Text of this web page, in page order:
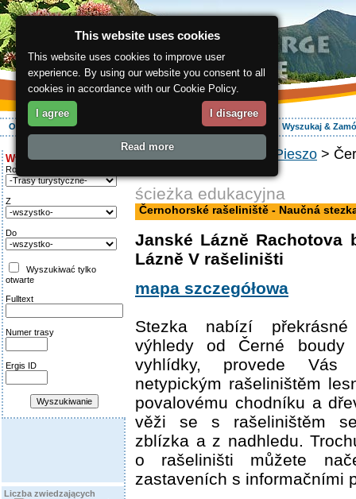
O regionie Aktywnie Zakwaterowanie Wyszukaj &
Wyszukiwanie:
Rodzaj trasy
Z
Do
Wyszukiwać tylko
otwarte
Fulltext
Numer trasy
Ergis ID
Liczba zwiedzających
ergis.cz > Pieszo >
ścieżka edukacyjna
Černohorské rašeliniště - Naučná
Janské Lázně Rachotova
Lázně V rašeliništi
mapa szczegółowa
Stezka nabízí překrásné
výhledy od Černé
vyhlídky, provede Vás
netypickým rašeliništěm
povalovému chodníku a
věži se s rašeliništěm
zblízka a z nadhledu.
o rašeliništi můžete
zastaveních s informačními
This website uses cookies
This website uses cookies to improve user
experience. By using our website you consent to all
cookies in accordance with our Cookie Policy.
I agree I disagree
Read more